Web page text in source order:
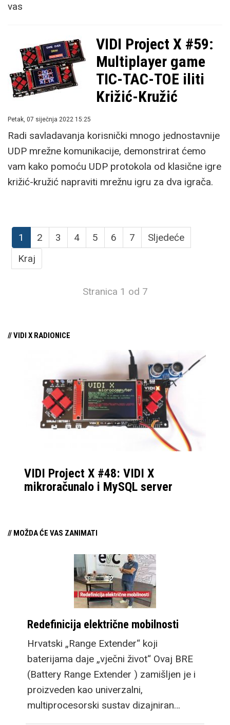
vas
VIDI Project X #59:
Multiplayer game
TIC-TAC-TOE iliti
Križić-Kružić
Petak, 07 siječnja 2022 15:25
Radi savladavanja korisnički mnogo jednostavnije
UDP mrežne komunikacije, demonstrirat ćemo
vam kako pomoću UDP protokola od klasične igre
križić-kružić napraviti mrežnu igru za dva igrača.
1 2 3 4 5 6 7
Sljedeće
Kraj
Stranica 1 od 7
// VIDI X RADIONICE
VIDI Project X #48: VIDI X
mikroračunalo i MySQL server
// MOŽDA ĆE VAS ZANIMATI
Redefinicija električne mobilnosti
Hrvatski „Range Extender“ koji
baterijama daje „vječni život“ Ovaj BRE
(Battery Range Extender ) zamišljen je i
proizveden kao univerzalni,
multiprocesorski sustav dizajniran…